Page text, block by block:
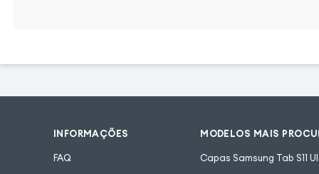
INFORMAÇÕES
FAQ
MODELOS MAIS
Capas Samsung Tab S11